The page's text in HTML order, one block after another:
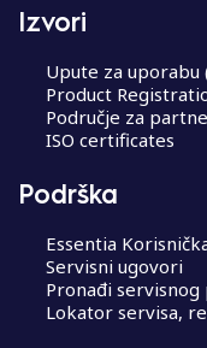
Izvori
Upute za uporabu
Product
Područje za
ISO certificates
Podrška
Essentia
Servisni ugovori
Pronađi
Lokator servisa,